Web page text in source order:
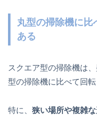
丸型の掃除機に比
ある
スクエア型の掃除機は
型の掃除機に比べて回
特に、 狭い場所や複雑